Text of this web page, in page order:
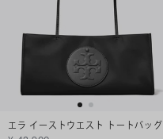
エラ イーストウエスト トートバッグ